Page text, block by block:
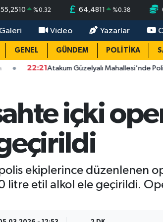
55,2510 %0.32 64,4811 %0.38
Video Yazarlar
GENEL GÜNDEM POLİTİKA
Atakum Güzelyalı Mahallesi'nde Polise Saldıran
içki
ekiplerince düzenlenen
litre etil alkol ele geçirildi.